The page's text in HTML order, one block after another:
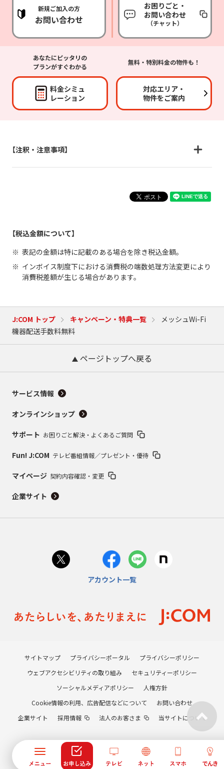
新規ご加入の方
お問い合わせ
お困りごと・
お問い合わせ
（チャット）
あなたにピッタリの
プランがすぐわかる
料金シミュ
レーション
無料・特別料金の物件も！
対応エリア・
物件をご案内
【注釈・注意事項】
【税込金額について】
表記の金額は特に記載のある場合を除き税込金額。
インボイス制度下における消費税の端数処理方法変更により
消費税差額が生じる場合があります。
J:COM トップ キャンペーン・特典一覧
メッシュWi-Fi
機器配送手数料無料
ページトップへ戻る
サービス情報
オンラインショップ
サポート お困りごと解決・よくあるご質問
Fun! J:COM テレビ番組情報／プレゼント・優待
マイページ 契約内容確認・変更
企業サイト
アカウント一覧
サイトマップ プライバシーポータル
プライバシーポリシー
ウェブアクセシビリティの取り組み
セキュリティーポリシー
ソーシャルメディアポリシー
人権方針
Cookie情報の利用、広告配信などについて
お問い合わせ
企業サイト
採用情報 法人のお客さま 当サイトについて